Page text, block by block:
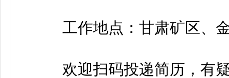
工作地点：甘肃矿区、
欢迎扫码投递简历，有疑